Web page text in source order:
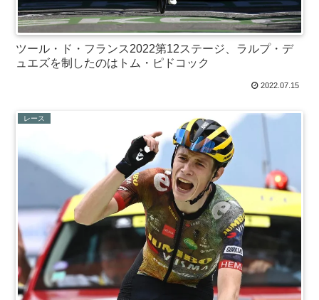
ツール・ド・フランス2022第12ステージ、ラルプ・デ
ュエズを制したのはトム・ピドコック
2022.07.15
レース